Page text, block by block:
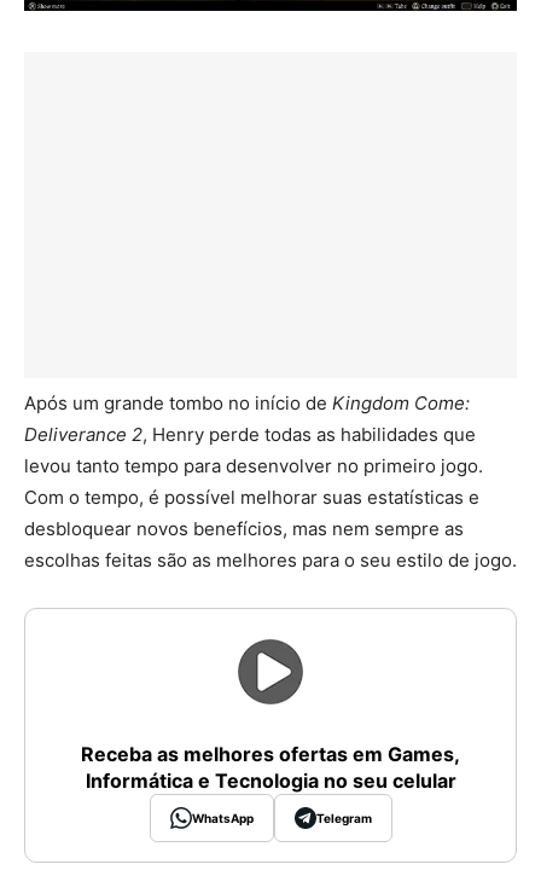
Após um grande tombo no início de Kingdom Come:
Deliverance 2, Henry perde todas as habilidades que
levou tanto tempo para desenvolver no primeiro jogo.
Com o tempo, é possível melhorar suas estatísticas e
desbloquear novos benefícios, mas nem sempre as
escolhas feitas são as melhores para o seu estilo de jogo.
Receba as melhores ofertas em Games,
Informática e Tecnologia no seu celular
WhatsApp Telegram